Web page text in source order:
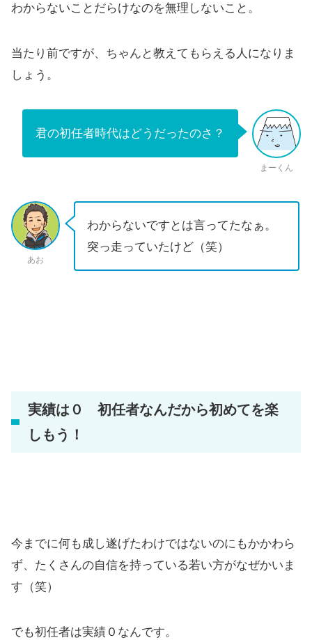
わからないことだらけなのを無理しないこと。
当たり前ですが、ちゃんと教えてもらえる人になりま
しょう。
君の初任者時代はどうだったのさ？
まーくん
あお
わからないですとは言ってたなぁ。
突っ走っていたけど（笑）
実績は０ 初任者なんだから初めてを楽
しもう！
今までに何も成し遂げたわけではないのにもかかわら
ず、たくさんの自信を持っている若い方がなぜかいま
す（笑）
でも初任者は実績０なんです。